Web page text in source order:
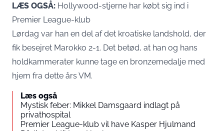
LÆS OGSÅ: Hollywood-stjerne har købt sig ind i
Premier League-klub
Lørdag var han en del af det kroatiske landshold, der
fik besejret Marokko 2-1. Det betød, at han og hans
holdkammerater kunne tage en bronzemedalje med
hjem fra dette års VM.
Læs også
Mystisk feber: Mikkel Damsgaard indlagt på
privathospital
Premier League-klub vil have Kasper Hjulmand